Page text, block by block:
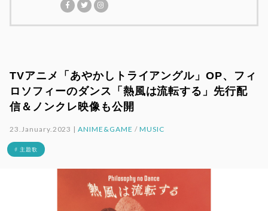
TVアニメ「あやかしトライアングル」OP、フィ
ロソフィーのダンス「熱風は流転する」先行配
信＆ノンクレ映像も公開
23.January.2023 |ANIME&GAME / MUSIC
# 主題歌